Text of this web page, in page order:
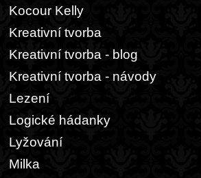
Kocour Kelly
Kreativní tvorba
Kreativní tvorba - blog
Kreativní tvorba - návody
Lezení
Logické hádanky
Lyžování
Milka